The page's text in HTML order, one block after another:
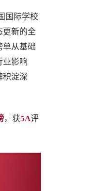
国际学校
更新的全
单从基础
业影响
淀深
，获5A评